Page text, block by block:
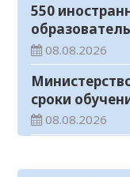
550
Казахстане
08.08.2026
сроки
учебный год
08.08.2026
08.08.2026